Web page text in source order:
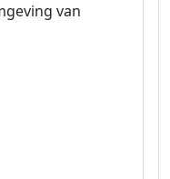
van